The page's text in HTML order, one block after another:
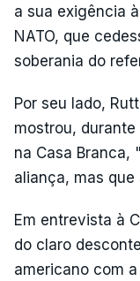
a sua exigência
NATO, que
soberania do
Por seu lado,
mostrou,
na Casa Branca,
aliança, mas
Em entrevista à
do claro
americano com